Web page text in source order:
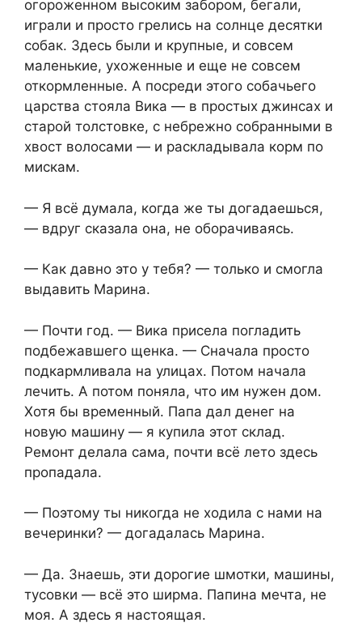
огороженном высоким забором, бегали,
играли и просто грелись на солнце десятки
собак. Здесь были и крупные, и совсем
маленькие, ухоженные и еще не совсем
откормленные. А посреди этого собачьего
царства стояла Вика — в простых джинсах и
старой толстовке, с небрежно собранными в
хвост волосами — и раскладывала корм по
мискам.
— Я всё думала, когда же ты догадаешься,
— вдруг сказала она, не оборачиваясь.
— Как давно это у тебя? — только и смогла
выдавить Марина.
— Почти год. — Вика присела погладить
подбежавшего щенка. — Сначала просто
подкармливала на улицах. Потом начала
лечить. А потом поняла, что им нужен дом.
Хотя бы временный. Папа дал денег на
новую машину — я купила этот склад.
Ремонт делала сама, почти всё лето здесь
пропадала.
— Поэтому ты никогда не ходила с нами на
вечеринки? — догадалась Марина.
— Да. Знаешь, эти дорогие шмотки, машины,
тусовки — всё это ширма. Папина мечта, не
моя. А здесь я настоящая.